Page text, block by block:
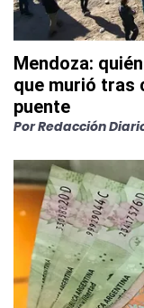
Mendoza:
que murió tras
puente
PorRedacción